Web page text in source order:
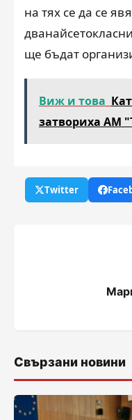
на тях се да се
ще бъдат
Виж и това
затвориха АМ
Twitter
Свързани новини